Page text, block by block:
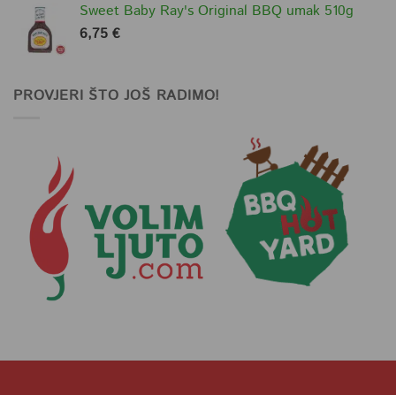
Sweet Baby Ray's Original BBQ umak 510g
6,75 €
PROVJERI ŠTO JOŠ RADIMO!